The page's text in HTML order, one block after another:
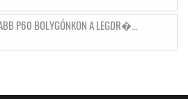
P60 BOLYGÓNKON A LEGDR�...